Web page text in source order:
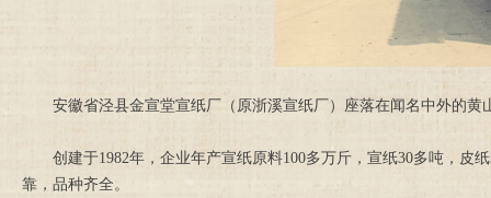
安徽省泾县金宣堂宣纸厂（原浙溪宣纸厂）座落在闻名中外的
创建于1982年，企业年产宣纸原料100多万斤，宣纸30多吨，皮
靠，品种齐全。